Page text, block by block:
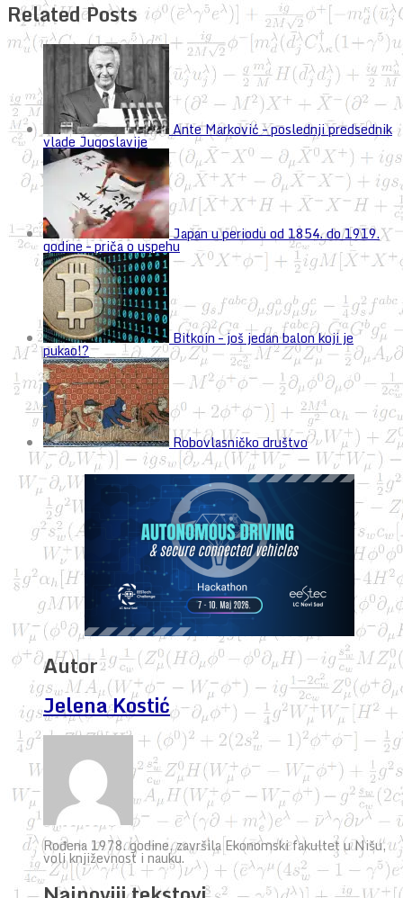
Related Posts
Ante Marković – poslednji predsednik
vlade Jugoslavije
Japan u periodu od 1854. do 1919.
godine – priča o uspehu
Bitkoin – još jedan balon koji je
pukao!?
Robovlasničko društvo
Autor
Jelena Kostić
Rođena 1978. godine, završila Ekonomski fakultet u Nišu,
voli književnost i nauku.